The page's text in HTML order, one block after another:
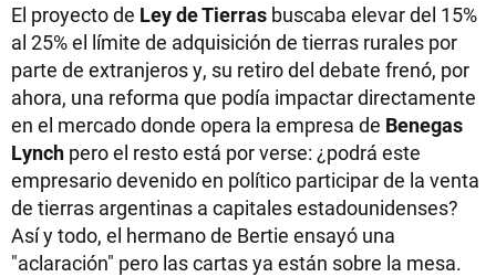
El proyecto de Ley de Tierras buscaba elevar del 15%
al 25% el límite de adquisición de tierras rurales por
parte de extranjeros y, su retiro del debate frenó, por
ahora, una reforma que podía impactar directamente
en el mercado donde opera la empresa de Benegas
Lynch pero el resto está por verse: ¿podrá este
empresario devenido en político participar de la venta
de tierras argentinas a capitales estadounidenses?
Así y todo, el hermano de Bertie ensayó una
"aclaración" pero las cartas ya están sobre la mesa.